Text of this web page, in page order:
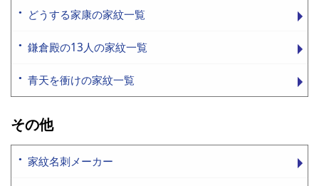
どうする家康の家紋一覧
鎌倉殿の13人の家紋一覧
青天を衝けの家紋一覧
その他
家紋名刺メーカー